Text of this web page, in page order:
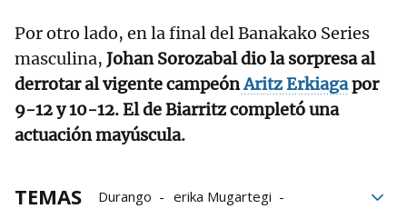
Por otro lado, en la final del Banakako Series
masculina, Johan Sorozabal dio la sorpresa al
derrotar al vigente campeónAritz Erkiagapor
9-12 y 10-12. El de Biarritz completó una
actuación mayúscula.
TEMAS Durango
erika Mugartegi